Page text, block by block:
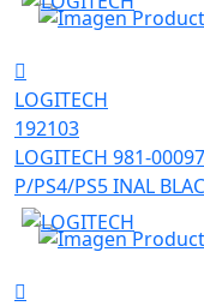
LOGITECH
192103
LOGITECH 981-
P/PS4/PS5 INAL